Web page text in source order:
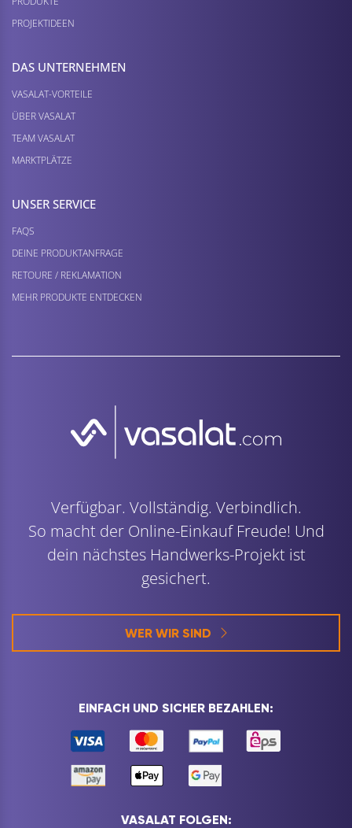
PROJEKTIDEEN
DAS UNTERNEHMEN
VASALAT-VORTEILE
ÜBER VASALAT
TEAM VASALAT
MARKTPLÄTZE
UNSER SERVICE
FAQS
DEINE PRODUKTANFRAGE
RETOURE / REKLAMATION
MEHR PRODUKTE ENTDECKEN
Verfügbar. Vollständig. Verbindlich.
So macht der Online-Einkauf Freude! Und
dein nächstes Handwerks-Projekt ist
gesichert.
WER WIR SIND
EINFACH UND SICHER BEZAHLEN:
VASALAT FOLGEN: